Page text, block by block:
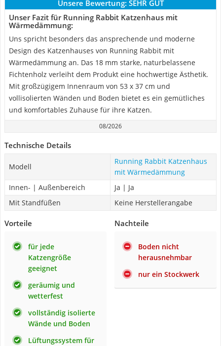
Unsere Bewertung: SEHR GUT
Unser Fazit für Running Rabbit Katzenhaus mit
Wärmedämmung:
Uns spricht besonders das ansprechende und moderne
Design des Katzenhauses von Running Rabbit mit
Wärmedämmung an. Das 18 mm starke, naturbelassene
Fichtenholz verleiht dem Produkt eine hochwertige Ästhetik.
Mit großzügigem Innenraum von 53 x 37 cm und
vollisolierten Wänden und Boden bietet es ein gemütliches
und komfortables Zuhause für ihre Katzen.
08/2026
Technische Details
Modell
Running Rabbit Katzenhaus
mit Wärmedämmung
Innen- | Außenbereich
Ja | Ja
Mit Standfüßen
Keine Herstellerangabe
Vorteile
für jede
Katzengröße
geeignet
geräumig und
wetterfest
vollständig isolierte
Wände und Boden
Lüftungssystem für
Nachteile
Boden nicht
herausnehmbar
nur ein Stockwerk